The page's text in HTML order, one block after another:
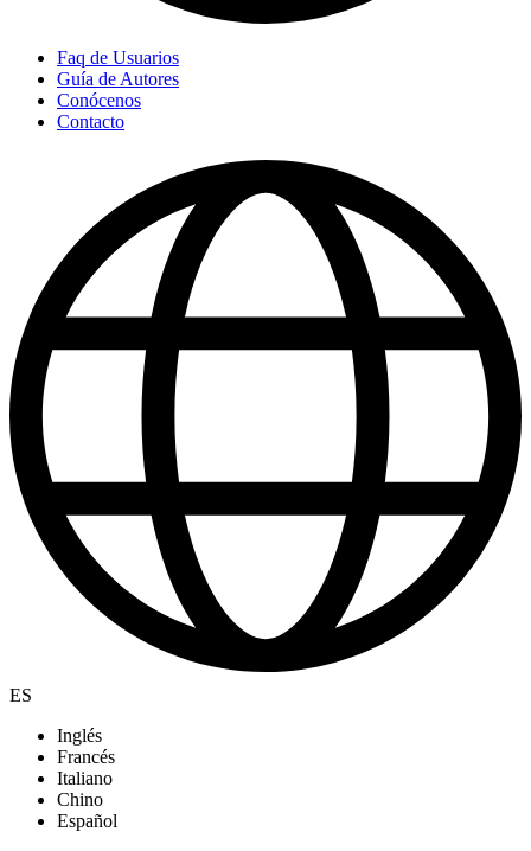
Faq de Usuarios
Guía de Autores
Conócenos
Contacto
ES
Inglés
Francés
Italiano
Chino
Español